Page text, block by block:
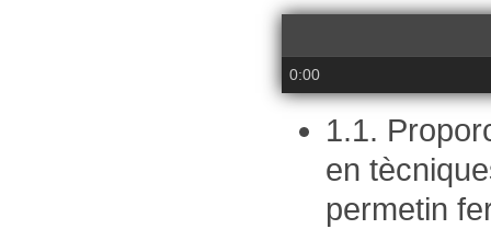
0:00
1.1.
en
permetin